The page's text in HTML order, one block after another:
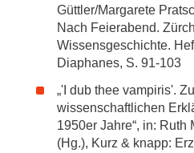
Güttler/Margarete
Nach Feierabend.
Wissensgeschichte.
Diaphanes, S. 91-103
„'I dub thee vampiris'.
wissenschaftlichen
1950er Jahre“, in: Ruth
(Hg.), Kurz & knapp: